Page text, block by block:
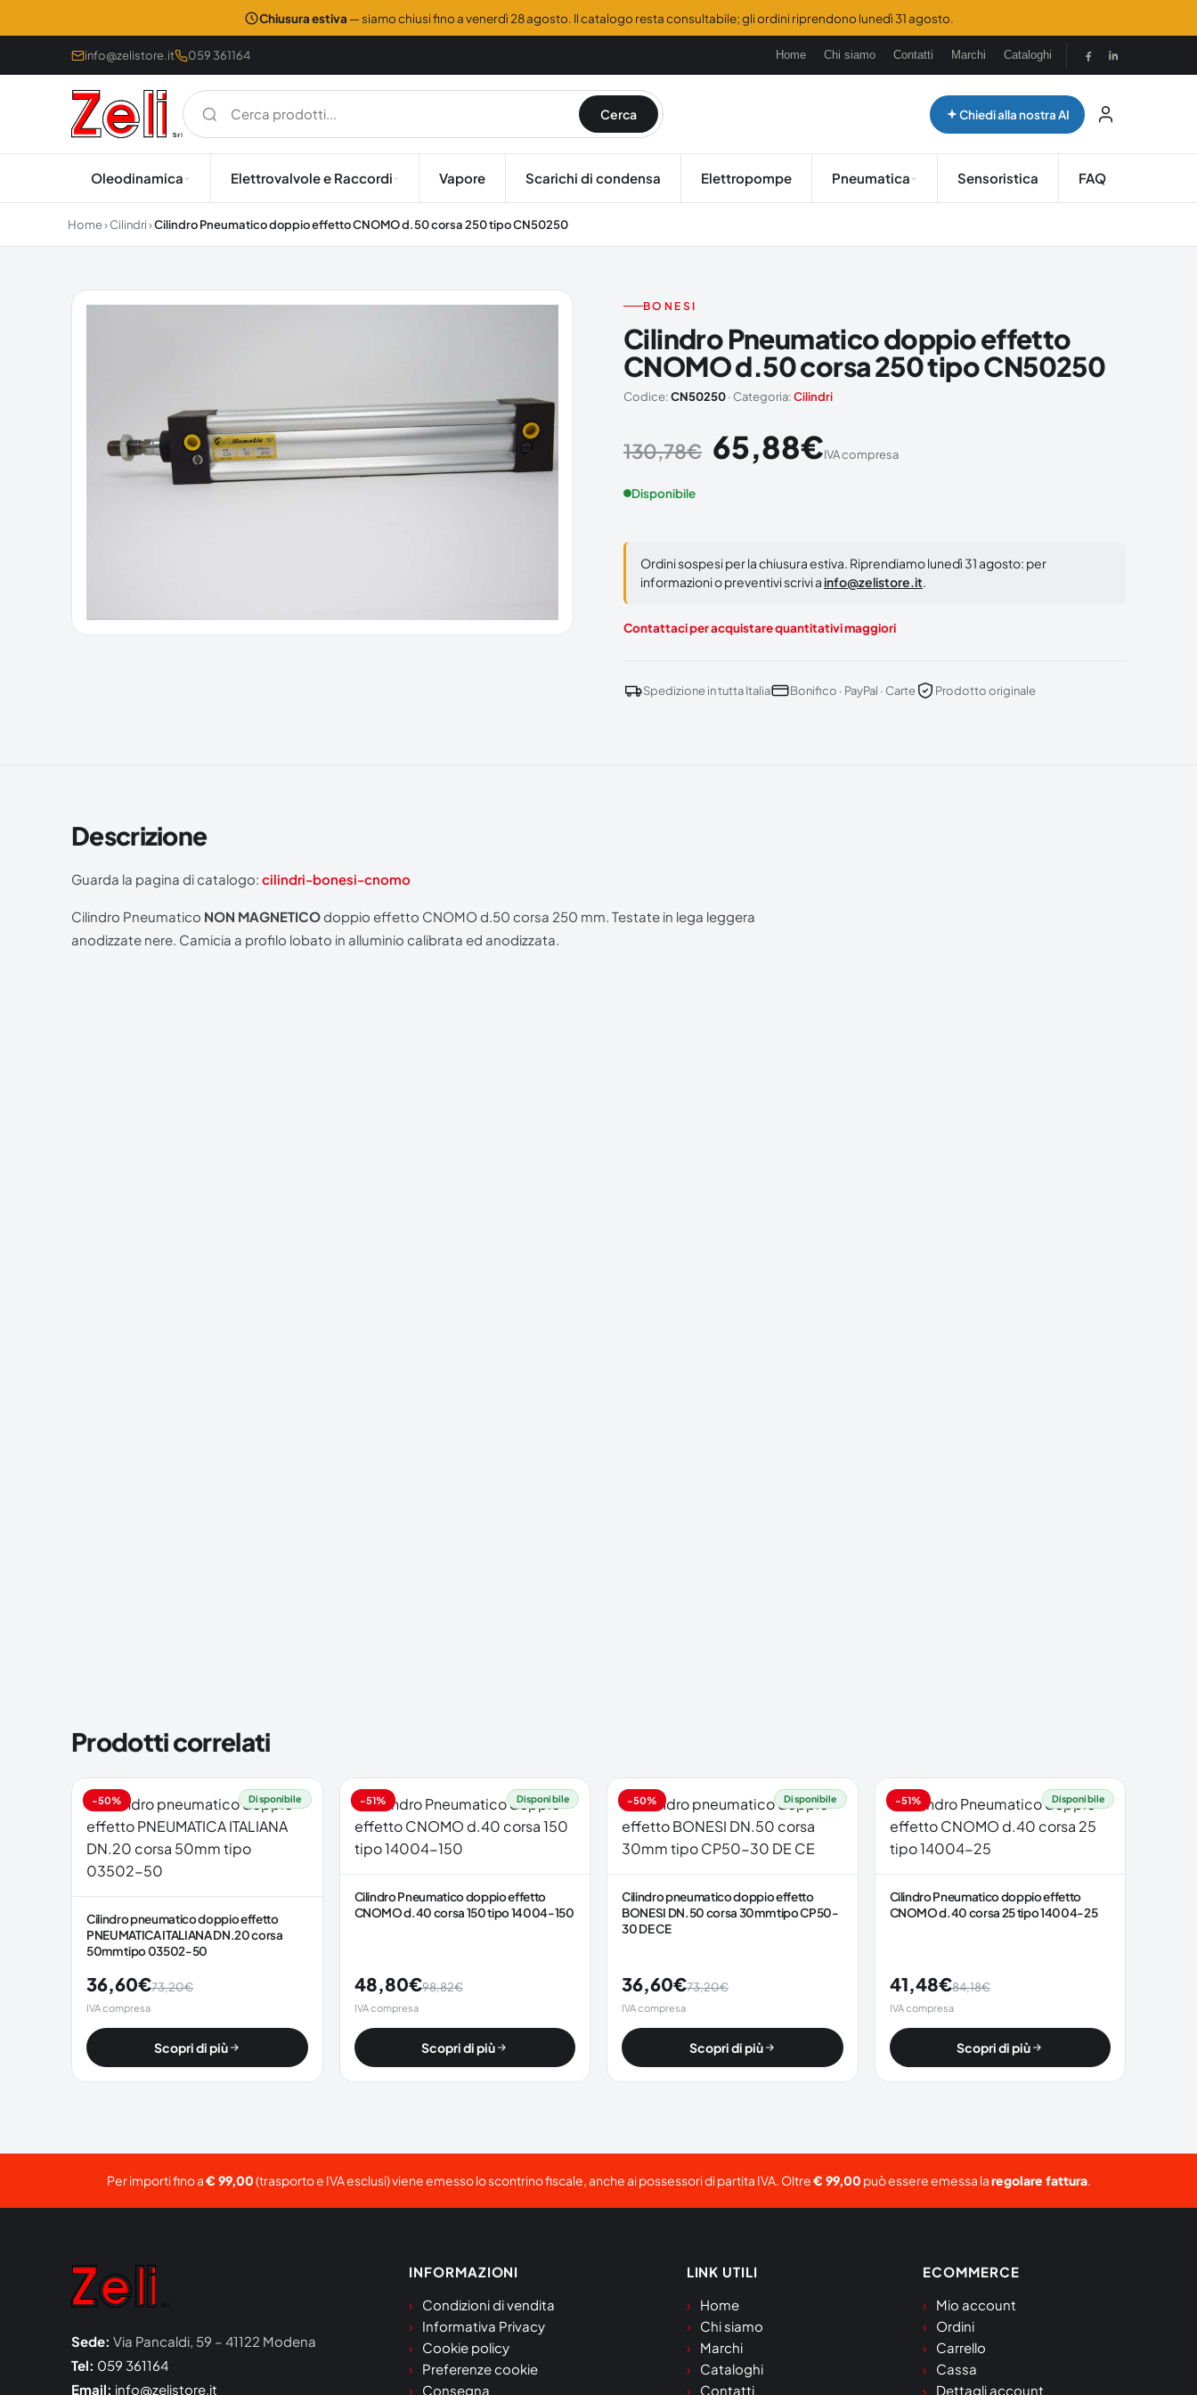
Chiusura estiva — siamo chiusi fino a venerdì 28 agosto. Il catalogo resta consultabile; gli ordini riprendono lunedì 31 agosto.
info@zelistore.it 059 361164 Home Chi siamo Contatti Marchi Cataloghi
Cerca Chiedi alla nostra AI
Oleodinamica Elettrovalvole e Raccordi Vapore Scarichi di condensa Elettropompe Pneumatica Sensoristica FAQ
Home›Cilindri›Cilindro Pneumatico doppio effetto CNOMO d.50 corsa 250 tipo CN50250
BONESI
Cilindro Pneumatico doppio effetto
CNOMO d.50 corsa 250 tipo CN50250
Codice:CN50250· Categoria:Cilindri
130,78€ 65,88€IVA compresa
Disponibile
Ordini sospesi per la chiusura estiva. Riprendiamo lunedì 31 agosto: per
informazioni o preventivi scrivi a info@zelistore.it.
Contattaci per acquistare quantitativi maggiori
Spedizione in tutta Italia Bonifico · PayPal · Carte Prodotto originale
Descrizione
Guarda la pagina di catalogo: cilindri-bonesi-cnomo
Cilindro Pneumatico NON MAGNETICO doppio effetto CNOMO d.50 corsa 250 mm. Testate in lega leggera
anodizzate nere. Camicia a profilo lobato in alluminio calibrata ed anodizzata.
Prodotti correlati
-50% Disponibile
Cilindro pneumatico doppio effetto
PNEUMATICA ITALIANA DN.20 corsa
50mm tipo 03502-50
36,60€73,20€
IVA compresa
Scopri di più
-51% Disponibile
Cilindro Pneumatico doppio effetto
CNOMO d.40 corsa 150 tipo 14004-150
48,80€98,82€
IVA compresa
Scopri di più
-50% Disponibile
Cilindro pneumatico doppio effetto
BONESI DN.50 corsa 30mm tipo CP50-
30 DE CE
36,60€73,20€
IVA compresa
Scopri di più
-51% Disponibile
Cilindro Pneumatico doppio effetto
CNOMO d.40 corsa 25 tipo 14004-25
41,48€84,18€
IVA compresa
Scopri di più
Per importi fino a€ 99,00(trasporto e IVA esclusi) viene emesso lo scontrino fiscale, anche ai possessori di partita IVA. Oltre€ 99,00 può essere emessa laregolare fattura.
Sede: Via Pancaldi, 59 – 41122 Modena
Tel: 059 361164
Email: info@zelistore.it
INFORMAZIONI
Condizioni di vendita
Informativa Privacy
Cookie policy
Preferenze cookie
Consegna
LINK UTILI
Home
Chi siamo
Marchi
Cataloghi
Contatti
ECOMMERCE
Mio account
Ordini
Carrello
Cassa
Dettagli account